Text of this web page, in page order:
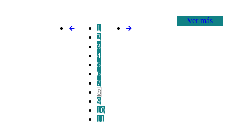
Ver más
1
2
3
4
5
6
7
8
9
10
11